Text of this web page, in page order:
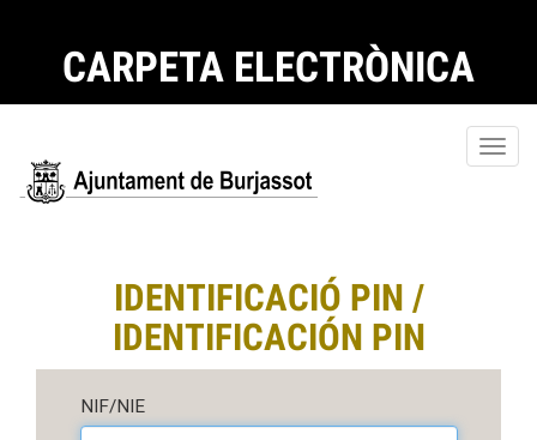
CARPETA ELECTRÒNICA
IDENTIFICACIÓ PIN /
IDENTIFICACIÓN PIN
NIF/NIE